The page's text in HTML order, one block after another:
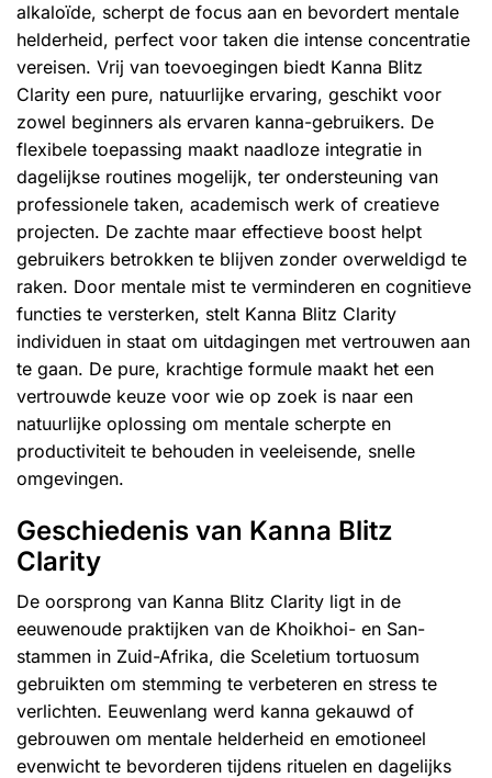
alkaloïde, scherpt de focus aan en bevordert mentale
helderheid, perfect voor taken die intense concentratie
vereisen. Vrij van toevoegingen biedt Kanna Blitz
Clarity een pure, natuurlijke ervaring, geschikt voor
zowel beginners als ervaren kanna-gebruikers. De
flexibele toepassing maakt naadloze integratie in
dagelijkse routines mogelijk, ter ondersteuning van
professionele taken, academisch werk of creatieve
projecten. De zachte maar effectieve boost helpt
gebruikers betrokken te blijven zonder overweldigd te
raken. Door mentale mist te verminderen en cognitieve
functies te versterken, stelt Kanna Blitz Clarity
individuen in staat om uitdagingen met vertrouwen aan
te gaan. De pure, krachtige formule maakt het een
vertrouwde keuze voor wie op zoek is naar een
natuurlijke oplossing om mentale scherpte en
productiviteit te behouden in veeleisende, snelle
omgevingen.
Geschiedenis van Kanna Blitz
Clarity
De oorsprong van Kanna Blitz Clarity ligt in de
eeuwenoude praktijken van de Khoikhoi- en San-
stammen in Zuid-Afrika, die Sceletium tortuosum
gebruikten om stemming te verbeteren en stress te
verlichten. Eeuwenlang werd kanna gekauwd of
gebrouwen om mentale helderheid en emotioneel
evenwicht te bevorderen tijdens rituelen en dagelijks